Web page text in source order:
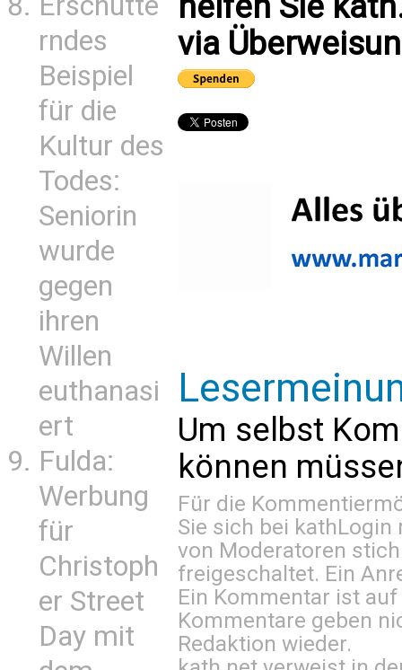
rndes
Beispiel
für die
Kultur des
Todes:
Seniorin
wurde
gegen
ihren
Willen
euthanasi
ert
Fulda:
Werbung
für
Christoph
er Street
Day mit
via
Um selbst
können
Für die
Sie sich bei kathLogin
von Moderatoren
freigeschaltet. Ein
Ein Kommentar ist
Kommentare geben
Redaktion wieder.